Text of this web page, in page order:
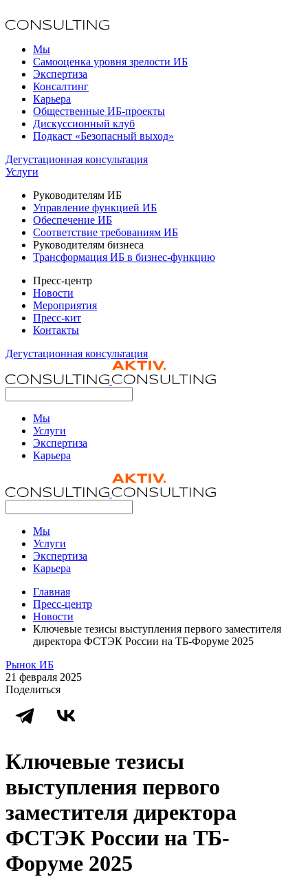
Мы
Самооценка уровня зрелости ИБ
Экспертиза
Консалтинг
Карьера
Общественные ИБ-проекты
Дискуссионный клуб
Подкаст «Безопасный выход»
Дегустационная консультация
Услуги
Руководителям ИБ
Управление функцией ИБ
Обеспечение ИБ
Соответствие требованиям ИБ
Руководителям бизнеса
Трансформация ИБ в бизнес-функцию
Пресс-центр
Новости
Мероприятия
Пресс-кит
Контакты
Дегустационная консультация
Мы
Услуги
Экспертиза
Карьера
Мы
Услуги
Экспертиза
Карьера
Главная
Пресс-центр
Новости
Ключевые тезисы выступления первого заместителя
директора ФСТЭК России на ТБ-Форуме 2025
Рынок ИБ
21 февраля 2025
Поделиться
Ключевые тезисы
выступления первого
заместителя директора
ФСТЭК России на ТБ-
Форуме 2025